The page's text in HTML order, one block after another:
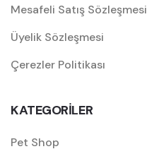
Mesafeli Satış Sözleşmesi
Üyelik Sözleşmesi
Çerezler Politikası
KATEGORİLER
Pet Shop